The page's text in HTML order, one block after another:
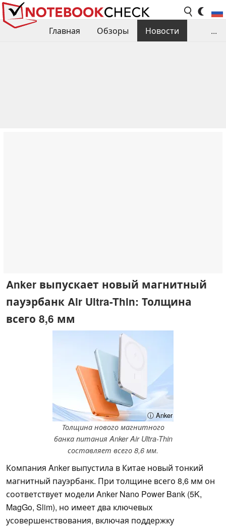
Главная Обзоры
Новости
...
Anker выпускает новый магнитный
пауэрбанк Air Ultra-Thin: Толщина
всего 8,6 мм
ⓘ Anker
Толщина нового магнитного
банка питания Anker Air Ultra-Thin
составляет всего 8,6 мм.
Компания Anker выпустила в Китае новый тонкий
магнитный пауэрбанк. При толщине всего 8,6 мм он
соответствует модели Anker Nano Power Bank (5K,
MagGo, Slim), но имеет два ключевых
усовершенствования, включая поддержку